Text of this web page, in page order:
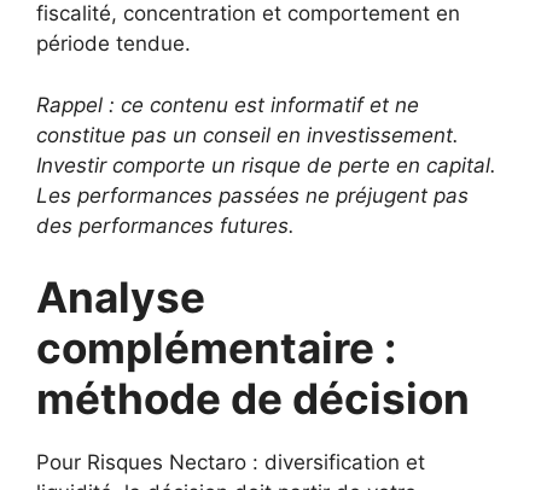
fiscalité, concentration et comportement en
période tendue.
Rappel : ce contenu est informatif et ne
constitue pas un conseil en investissement.
Investir comporte un risque de perte en capital.
Les performances passées ne préjugent pas
des performances futures.
Analyse
complémentaire :
méthode de décision
Pour Risques Nectaro : diversification et